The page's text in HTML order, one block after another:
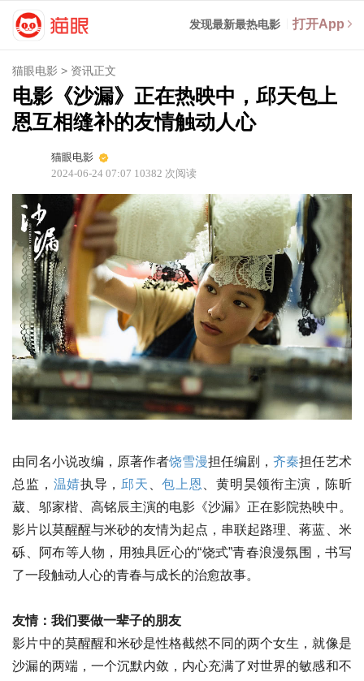
发现最新最热电影 打开App
猫眼电影 > 资讯正文
电影《沙漏》正在热映中，邱天包上
恩互相缝补的友情触动人心
猫眼电影
2024-06-24 07:07 10382 次阅读
由同名小说改编，原著作者饶雪漫担任编剧，齐秦担任艺术
总监， 温婧执导，邱天 、包上恩
、黄明昊领衔主演，陈昕
葳、邬家楷、高铭辰主演的电影《沙漏》正在影院热映中。
影片以莫醒醒与米砂的友情为起点，串联起路理、蒋蓝、米
砾、阿布等人物，用独具匠心的“饶式”青春浪漫氛围，书写
了一段触动人心的青春与成长的治愈故事。
友情：我们要做一辈子的朋友
影片中的莫醒醒和米砂是性格截然不同的两个女生，就像是
沙漏的两端，一个沉默内敛，内心充满了对世界的敏感和不